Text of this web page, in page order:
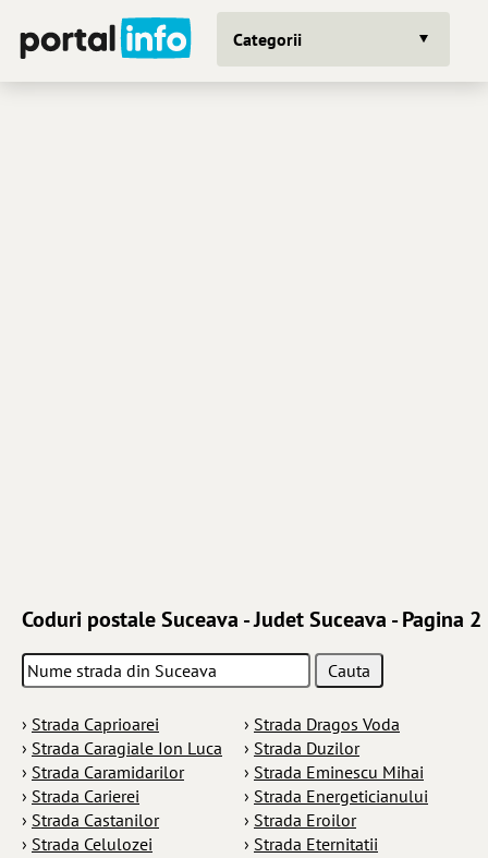
Categorii
Coduri postale Suceava - Judet Suceava - Pagina 2
› Strada Caprioarei
› Strada Caragiale Ion Luca
› Strada Caramidarilor
› Strada Carierei
› Strada Castanilor
› Strada Celulozei
› Strada Dragos Voda
› Strada Duzilor
› Strada Eminescu Mihai
› Strada Energeticianului
› Strada Eroilor
› Strada Eternitatii